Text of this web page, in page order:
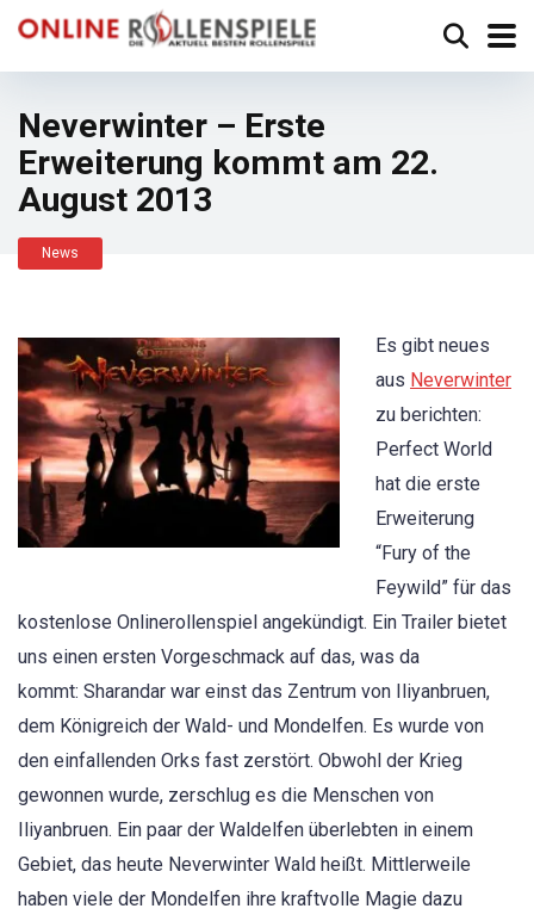
Neverwinter – Erste
Erweiterung kommt am 22.
August 2013
News
Es gibt neues
aus Neverwinter
zu berichten:
Perfect World
hat die erste
Erweiterung
“Fury of the
Feywild” für das
kostenlose Onlinerollenspiel angekündigt. Ein Trailer bietet
uns einen ersten Vorgeschmack auf das, was da
kommt: Sharandar war einst das Zentrum von Iliyanbruen,
dem Königreich der Wald- und Mondelfen. Es wurde von
den einfallenden Orks fast zerstört. Obwohl der Krieg
gewonnen wurde, zerschlug es die Menschen von
Iliyanbruen. Ein paar der Waldelfen überlebten in einem
Gebiet, das heute Neverwinter Wald heißt. Mittlerweile
haben viele der Mondelfen ihre kraftvolle Magie dazu